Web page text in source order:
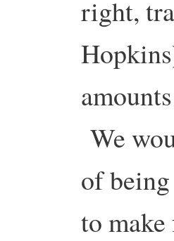
right,
We
of
to